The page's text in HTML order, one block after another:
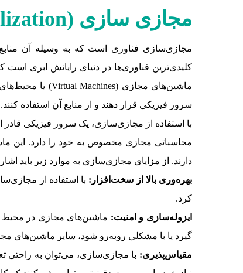
مجازی سازی (
مجازی‌سازی فناوری است که به وسیله آن
کلیدی‌ترین فناوری‌ها در دنیای رایانش ابری
سرور فیزیکی قرار دهند و از منابع آن استفاده کنند.
با استفاده از مجازی‌سازی، یک سرور فیزیکی
محاسباتی مجازی مخصوص به خود را دارد. این
دارند. از مزایای مجازی‌سازی به موارد زیر باید
بهره‌وری بالا از سخت‌افزار: با استفاده از
کرد.
ایزوله‌سازی و امنیت: ماشین‌های مجازی در محیط
گیرد یا با مشکلی روبه‌رو شود، سایر ماشین‌های
مقیاس‌پذیری: با مجازی‌سازی، می‌توان به راحتی